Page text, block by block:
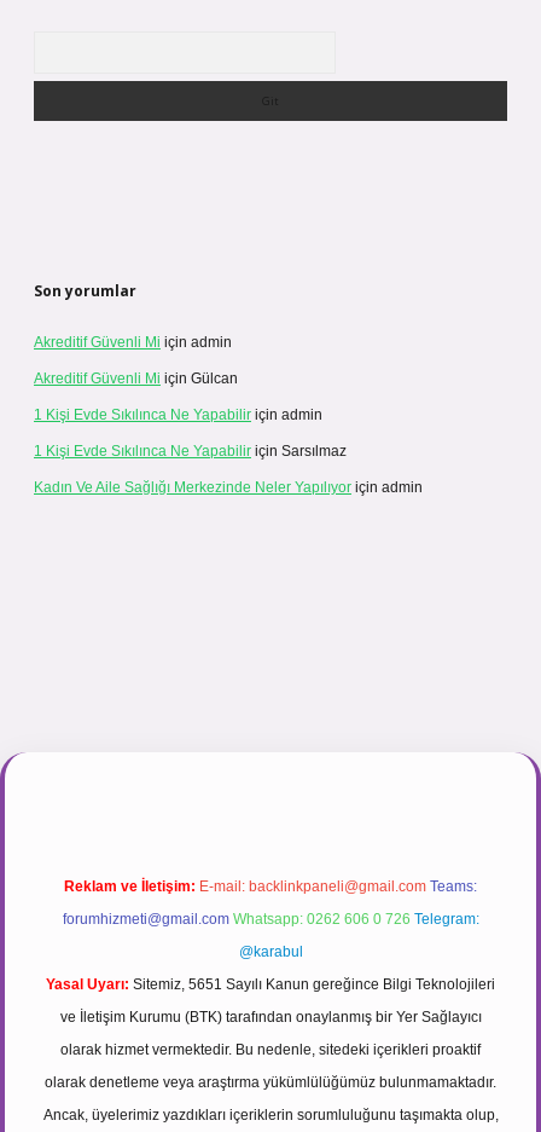
Son yorumlar
Akreditif Güvenli Mi için admin
Akreditif Güvenli Mi için Gülcan
1 Kişi Evde Sıkılınca Ne Yapabilir için admin
1 Kişi Evde Sıkılınca Ne Yapabilir için Sarsılmaz
Kadın Ve Aile Sağlığı Merkezinde Neler Yapılıyor için admin
Reklam ve İletişim: E-mail: backlinkpaneli@gmail.com Teams:
forumhizmeti@gmail.com Whatsapp: 0262 606 0 726 Telegram:
@karabul
Yasal Uyarı: Sitemiz, 5651 Sayılı Kanun gereğince Bilgi Teknolojileri
ve İletişim Kurumu (BTK) tarafından onaylanmış bir Yer Sağlayıcı
olarak hizmet vermektedir. Bu nedenle, sitedeki içerikleri proaktif
olarak denetleme veya araştırma yükümlülüğümüz bulunmamaktadır.
Ancak, üyelerimiz yazdıkları içeriklerin sorumluluğunu taşımakta olup,